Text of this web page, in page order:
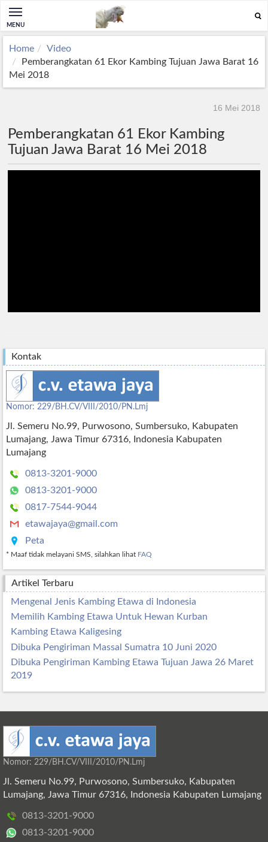
MENU
Home
Video
Pemberangkatan 61 Ekor Kambing Tujuan Jawa Barat 16
Mei 2018
16 Mei 2018
Pemberangkatan 61 Ekor Kambing
Tujuan Jawa Barat 16 Mei 2018
Kontak
Nomor: 229/BH.CV/VIII/2010/PN.Lmj
Jl. Semeru No.99, Purwosono, Sumbersuko, Kabupaten
Lumajang, Jawa Timur 67316, Indonesia Kabupaten
Lumajang
0813-3201-9000
0813-3201-9000
0817-7544-9044
etawajaya@gmail.com
Peta
* Maaf tidak melayani SMS, silahkan lihat FAQ
Artikel Terbaru
Mengenal Jenis Kambing Etawa di Indonesia
Memilih Kambing Etawa Untuk Hewan Kurban
Kambing Etawa Kaligesing
Dibuka Pengiriman Massal Sumatra 10 Juni 2020
Dibuka Pengiriman Kambing Etawa Tujuan Jawa 26 Maret
2019
Nomor: 229/BH.CV/VIII/2010/PN.Lmj
Jl. Semeru No.99, Purwosono, Sumbersuko, Kabupaten
Lumajang, Jawa Timur 67316, Indonesia Kabupaten Lumajang
0813-3201-9000
0813-3201-9000